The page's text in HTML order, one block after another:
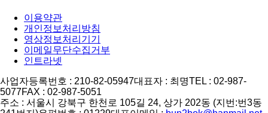
이용약관
개인정보처리방침
영상정보처리기기
이메일무단수집거부
인트라넷
사업자등록번호 : 210-82-05947대표자 : 최명TEL : 02-987-
5077FAX : 02-987-5051
주소 : 서울시 강북구 한천로 105길 24, 상가 202동 (지번:번3동